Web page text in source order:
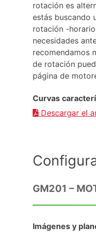
rotación es
estás buscando
rotación -
necesidades
recomendamos
de rotación
página de
Curvas
Descargar el
GM201 –
Imágenes y